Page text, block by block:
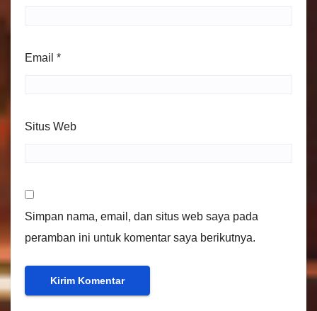
Email *
Situs Web
Simpan nama, email, dan situs web saya pada
peramban ini untuk komentar saya berikutnya.